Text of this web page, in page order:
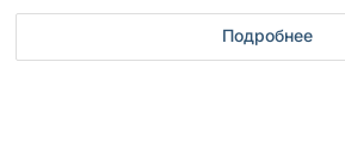
Подробнее